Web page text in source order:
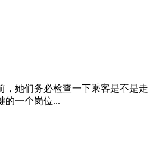
她们务必检查一下乘客是不是走
的一个岗位...